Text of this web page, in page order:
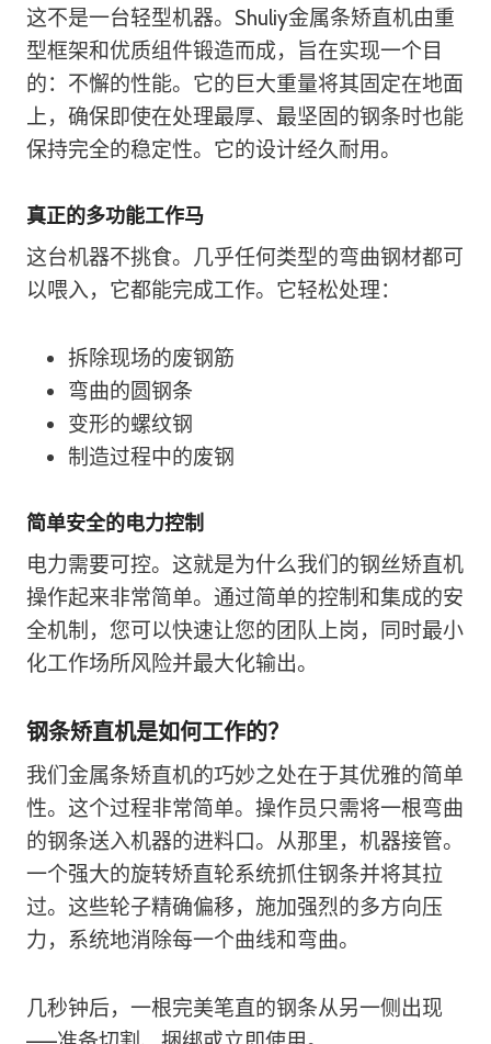
这不是一台轻型机器。Shuliy金属条矫直机由重
型框架和优质组件锻造而成，旨在实现一个目
的：不懈的性能。它的巨大重量将其固定在地面
上，确保即使在处理最厚、最坚固的钢条时也能
保持完全的稳定性。它的设计经久耐用。
真正的多功能工作马
这台机器不挑食。几乎任何类型的弯曲钢材都可
以喂入，它都能完成工作。它轻松处理：
拆除现场的废钢筋
弯曲的圆钢条
变形的螺纹钢
制造过程中的废钢
简单安全的电力控制
电力需要可控。这就是为什么我们的钢丝矫直机
操作起来非常简单。通过简单的控制和集成的安
全机制，您可以快速让您的团队上岗，同时最小
化工作场所风险并最大化输出。
钢条矫直机是如何工作的？
我们金属条矫直机的巧妙之处在于其优雅的简单
性。这个过程非常简单。操作员只需将一根弯曲
的钢条送入机器的进料口。从那里，机器接管。
一个强大的旋转矫直轮系统抓住钢条并将其拉
过。这些轮子精确偏移，施加强烈的多方向压
力，系统地消除每一个曲线和弯曲。
几秒钟后，一根完美笔直的钢条从另一侧出现